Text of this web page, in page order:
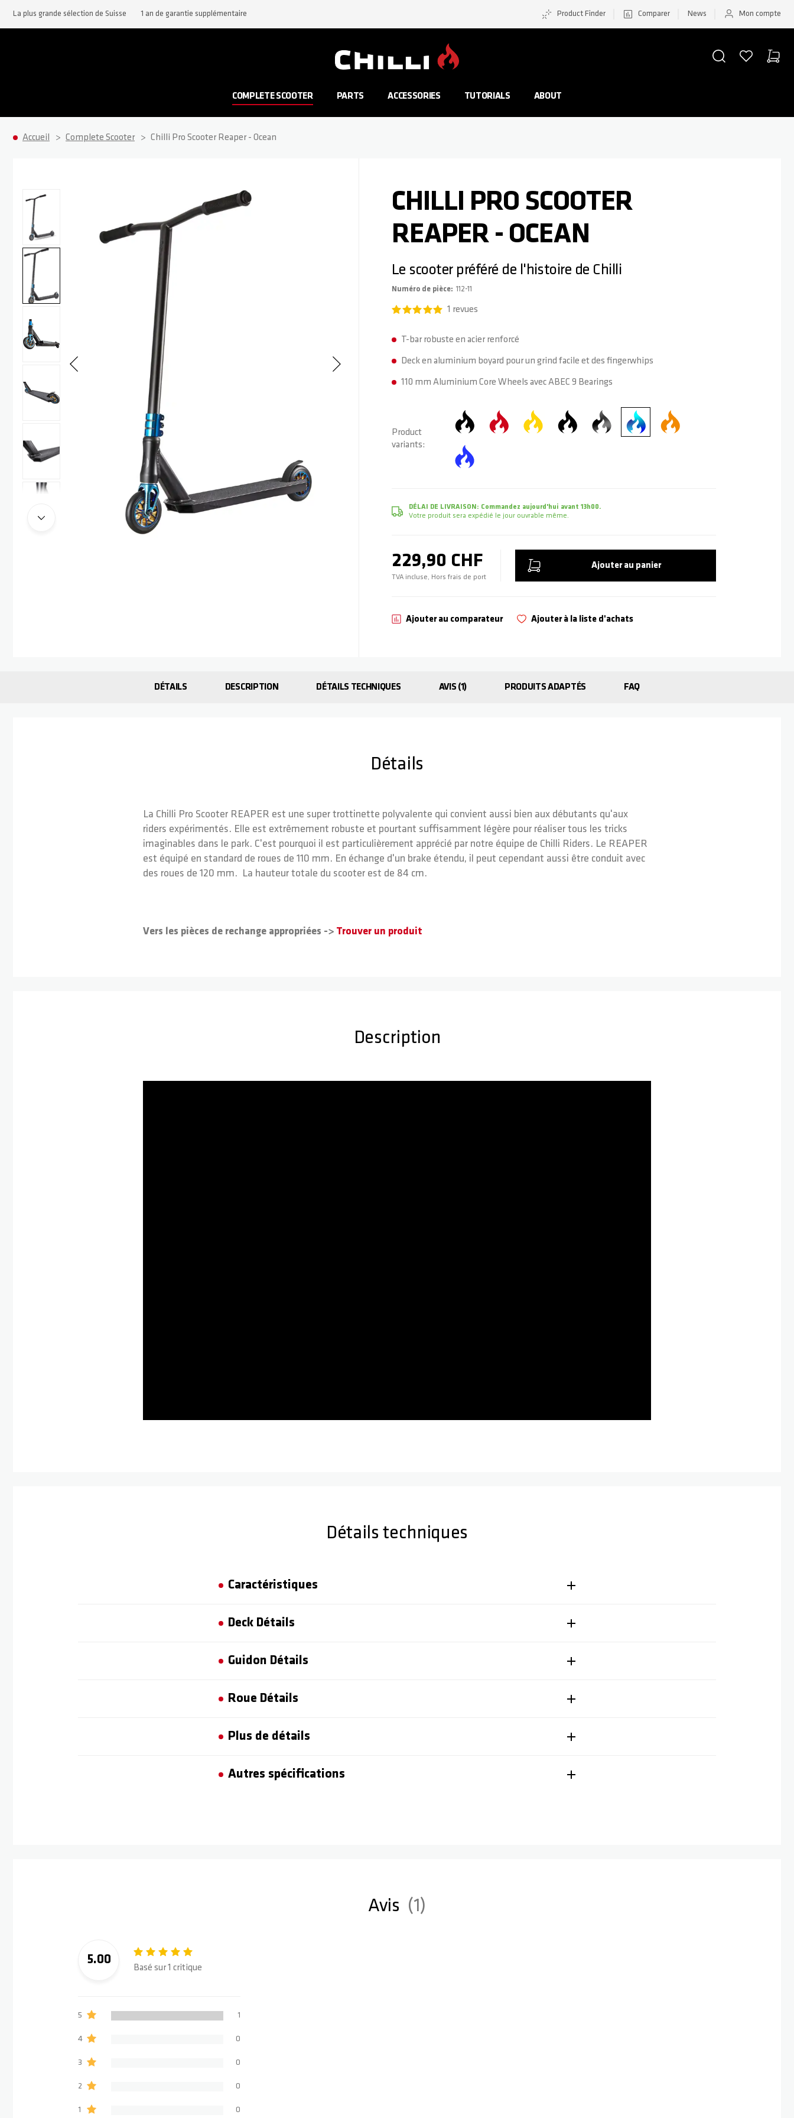
La plus grande sélection de Suisse 1 an de garantie supplémentaire Product Finder Comparer News Mon compte
COMPLETE SCOOTER PARTS ACCESSORIES TUTORIALS ABOUT
CHERCHERLISTE D'ACHATS
PANIER
Accueil Complete Scooter Chilli Pro Scooter Reaper - Ocean
CHILLI PRO SCOOTER
REAPER - OCEAN
Le scooter préféré de l'histoire de Chilli
Numéro de pièce 112-11
1 revues
T-bar robuste en acier renforcé
Deck en aluminium boyard pour un grind facile et des fingerwhips
110 mm Aluminium Core Wheels avec ABEC 9 Bearings
Product
variants
DÉLAI DE LIVRAISON: Commandez aujourd'hui avant 13h00.
Votre produit sera expédié le jour ouvrable même.
229,90 CHF
TVA incluse, Hors frais de port
Ajouter au panier
Ajouter à la liste d'achats
Ajouter au comparateur
DÉTAILS DESCRIPTION DÉTAILS TECHNIQUES AVIS 1 PRODUITS ADAPTÉS FAQ
Détails
La Chilli Pro Scooter REAPER est une super trottinette polyvalente qui convient aussi bien aux débutants qu'aux
riders expérimentés. Elle est extrêmement robuste et pourtant suffisamment légère pour réaliser tous les tricks
imaginables dans le park. C'est pourquoi il est particulièrement apprécié par notre équipe de Chilli Riders. Le REAPER
est équipé en standard de roues de 110 mm. En échange d'un brake étendu, il peut cependant aussi être conduit avec
des roues de 120 mm. La hauteur totale du scooter est de 84 cm.
Vers les pièces de rechange appropriées -> Trouver un produit
Description
Détails techniques
Caractéristiques
Deck Détails
Guidon Détails
Roue Détails
Plus de détails
Autres spécifications
Avis 1
5.00
Basé sur 1 critique
5 1
4 0
3 0
2 0
1 0